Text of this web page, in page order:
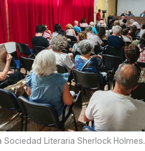
Sociedad Literaria Sherlock Holmes.